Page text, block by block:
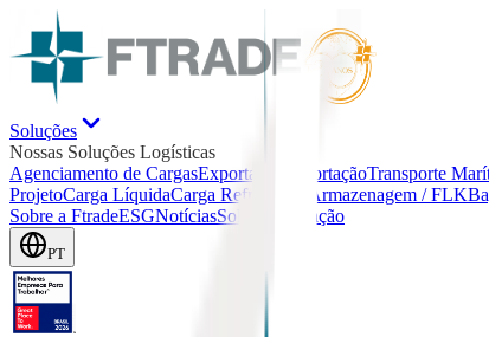
Soluções
Nossas Soluções Logísticas
Agenciamento de CargasExportação ImportaçãoTransporte
ProjetoCarga LíquidaCarga Refrigerada Armazenagem / FLK
Sobre a FtradeESGNotíciasSolicitar Cotação
PT